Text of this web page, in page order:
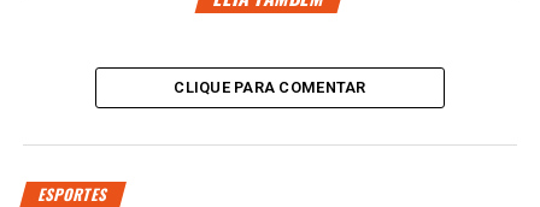
CLIQUE PARA COMENTAR
ESPORTES